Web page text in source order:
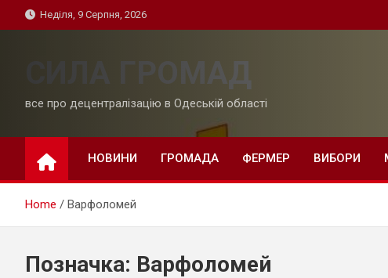
to
Неділя, 9 Серпня, 2026
СИЛА ГРОМАД
все про децентралізацію в Одеській області
НОВИНИ ГРОМАДА ФЕРМЕР ВИБОРИ
Home Варфоломей
Позначка: Варфоломей